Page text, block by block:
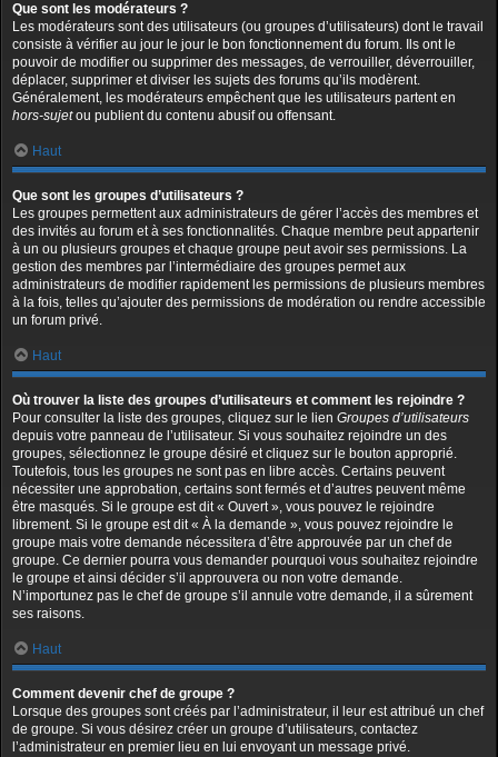
Que sont les modérateurs ?
Les modérateurs sont des utilisateurs (ou groupes d’utilisateurs) dont le travail
consiste à vérifier au jour le jour le bon fonctionnement du forum. Ils ont le
pouvoir de modifier ou supprimer des messages, de verrouiller, déverrouiller,
déplacer, supprimer et diviser les sujets des forums qu’ils modèrent.
Généralement, les modérateurs empêchent que les utilisateurs partent en
hors-sujetou publient du contenu abusif ou offensant.
Haut
Que sont les groupes d’utilisateurs ?
Les groupes permettent aux administrateurs de gérer l’accès des membres et
des invités au forum et à ses fonctionnalités. Chaque membre peut appartenir
à un ou plusieurs groupes et chaque groupe peut avoir ses permissions. La
gestion des membres par l’intermédiaire des groupes permet aux
administrateurs de modifier rapidement les permissions de plusieurs membres
à la fois, telles qu’ajouter des permissions de modération ou rendre accessible
un forum privé.
Haut
Où trouver la liste des groupes d’utilisateurs et comment les rejoindre ?
Pour consulter la liste des groupes, cliquez sur le lien Groupes d’utilisateurs
depuis votre panneau de l’utilisateur. Si vous souhaitez rejoindre un des
groupes, sélectionnez le groupe désiré et cliquez sur le bouton approprié.
Toutefois, tous les groupes ne sont pas en libre accès. Certains peuvent
nécessiter une approbation, certains sont fermés et d’autres peuvent même
être masqués. Si le groupe est dit « Ouvert », vous pouvez le rejoindre
librement. Si le groupe est dit « À la demande », vous pouvez rejoindre le
groupe mais votre demande nécessitera d’être approuvée par un chef de
groupe. Ce dernier pourra vous demander pourquoi vous souhaitez rejoindre
le groupe et ainsi décider s’il approuvera ou non votre demande.
N’importunez pas le chef de groupe s’il annule votre demande, il a sûrement
ses raisons.
Haut
Comment devenir chef de groupe ?
Lorsque des groupes sont créés par l’administrateur, il leur est attribué un chef
de groupe. Si vous désirez créer un groupe d’utilisateurs, contactez
l’administrateur en premier lieu en lui envoyant un message privé.